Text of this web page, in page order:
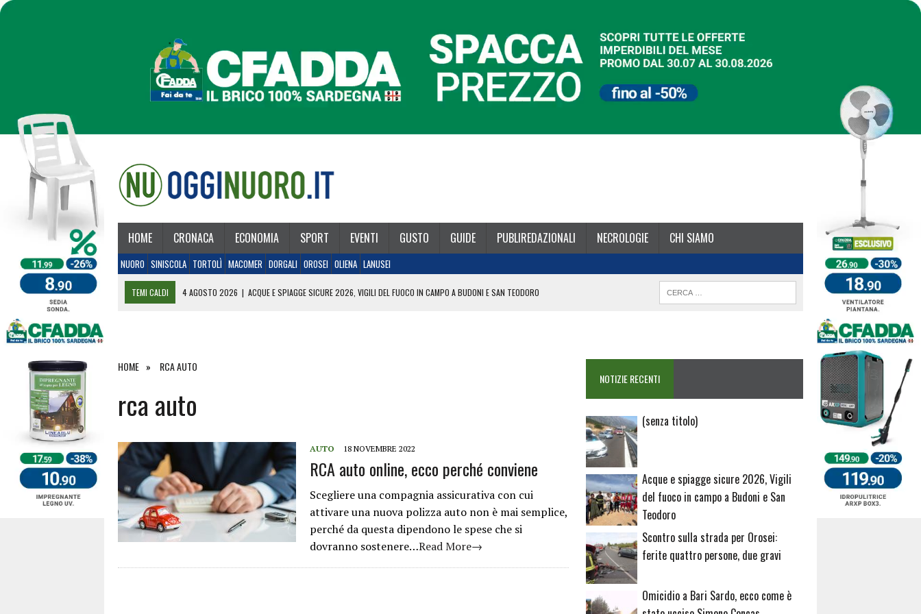
HOME CRONACA ECONOMIA SPORT EVENTI GUSTO GUIDE PUBLIREDAZIONALI NECROLOGIE CHI SIAMO
NUORO SINISCOLA TORTOLÌ MACOMER DORGALI OROSEI OLIENA LANUSEI
TEMI CALDI 4 AGOSTO 2026 | ACQUE E SPIAGGE SICURE 2026, VIGILI DEL FUOCO IN CAMPO A BUDONI E SAN TEODORO
26 LUGLIO 2026 |
HOME RCA AUTO
rca auto
AUTO 18 NOVEMBRE 2022
RCA auto online, ecco perché conviene
Scegliere una compagnia assicurativa con cui
attivare una nuova polizza auto non è mai semplice,
perché da questa dipendono le spese che si
dovranno sostenere…Read More→
NOTIZIE RECENTI
(senza titolo)Articolo
Acque e spiagge sicure 2026, Vigili
del fuoco in campo a Budoni e San
Teodoro
Scontro sulla strada per Orosei:
ferite quattro persone, due gravi
Omicidio a Bari Sardo, ecco come è